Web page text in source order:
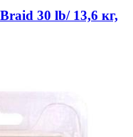
30 lb/ 13,6 кг,